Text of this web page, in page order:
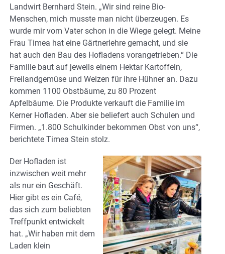
Landwirt Bernhard Stein. „Wir sind reine Bio-
Menschen, mich musste man nicht überzeugen. Es
wurde mir vom Vater schon in die Wiege gelegt. Meine
Frau Timea hat eine Gärtnerlehre gemacht, und sie
hat auch den Bau des Hofladens vorangetrieben.“ Die
Familie baut auf jeweils einem Hektar Kartoffeln,
Freilandgemüse und Weizen für ihre Hühner an. Dazu
kommen 1100 Obstbäume, zu 80 Prozent
Apfelbäume. Die Produkte verkauft die Familie im
Kerner Hofladen. Aber sie beliefert auch Schulen und
Firmen. „1.800 Schulkinder bekommen Obst von uns“,
berichtete Timea Stein stolz.
Der Hofladen ist
inzwischen weit mehr
als nur ein Geschäft.
Hier gibt es ein Café,
das sich zum beliebten
Treffpunkt entwickelt
hat. „Wir haben mit dem
Laden klein